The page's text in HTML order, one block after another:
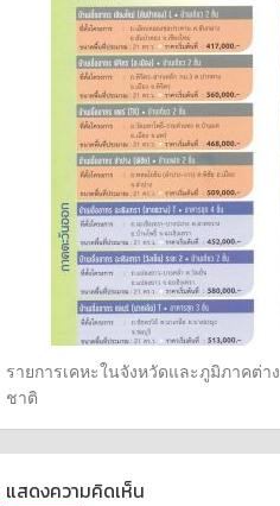
รายการเคหะในจังหวัดและภูมิภาคต่า
ชาติ
แสดงความคิดเห็น